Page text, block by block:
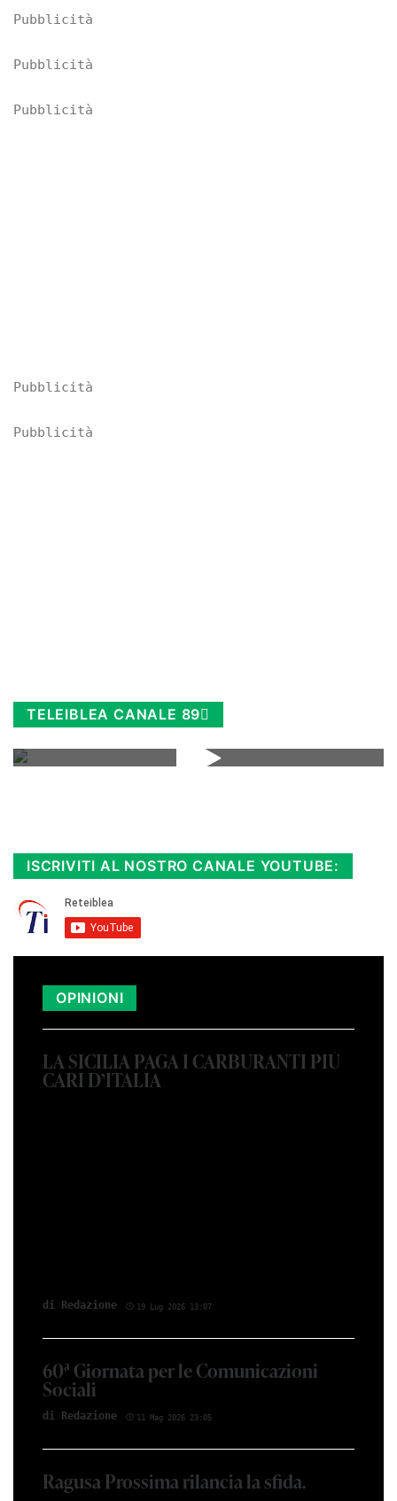
Pubblicità
Pubblicità
Pubblicità
Pubblicità
Pubblicità
TELEIBLEA CANALE 89
ISCRIVITI AL NOSTRO CANALE YOUTUBE:
OPINIONI
LA SICILIA PAGA I CARBURANTI PIÙ
CARI D’ITALIA
di Redazione 19 Lug 2026 13:07
60ª Giornata per le Comunicazioni
Sociali
di Redazione 11 Mag 2026 23:05
Ragusa Prossima rilancia la sfida.